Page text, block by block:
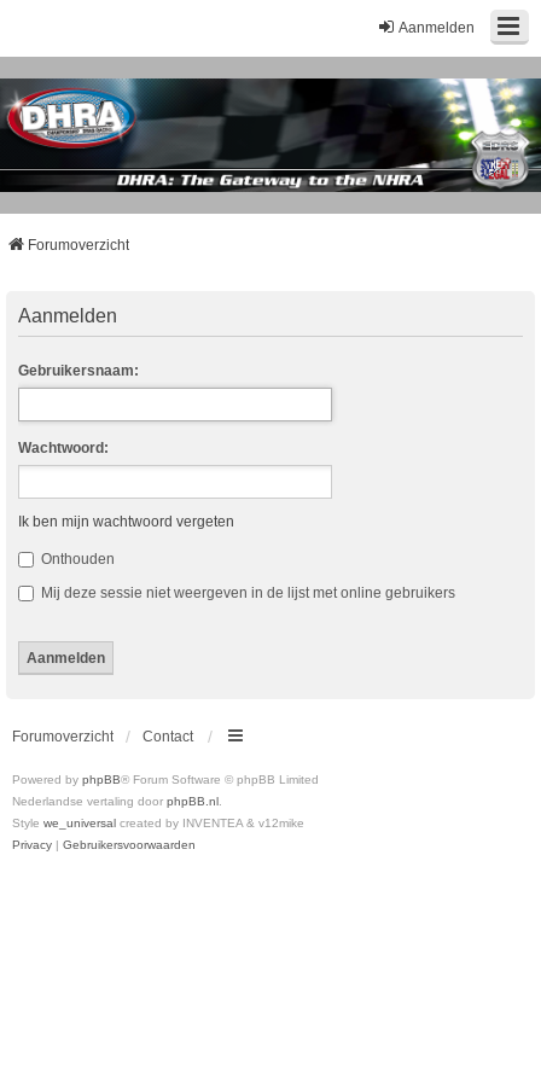
Aanmelden
Forumoverzicht
Aanmelden
Gebruikersnaam:
Wachtwoord:
Ik ben mijn wachtwoord vergeten
Onthouden
Mij deze sessie niet weergeven in de lijst met online gebruikers
Forumoverzicht Contact
Powered by phpBB® Forum Software © phpBB Limited
Nederlandse vertaling door phpBB.nl
Style we_universal created by INVENTEA & v12mike
Privacy | Gebruikersvoorwaarden